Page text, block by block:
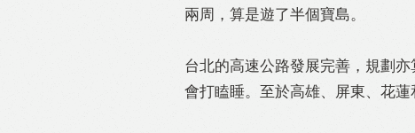
兩周，算是遊了半個寶島。
台北的高速公路發展完善，規劃
會打瞌睡。至於高雄、屏東、花